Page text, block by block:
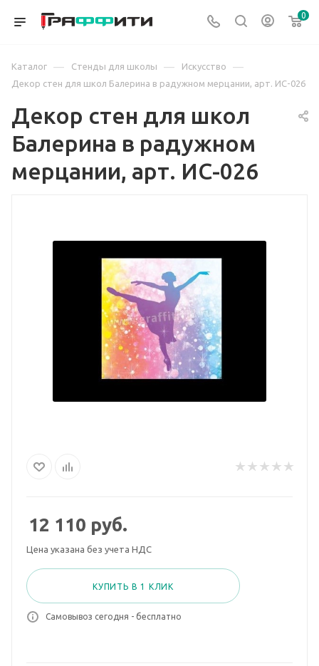
0
Каталог — Стенды для школы — Искусство —
Декор стен для школ Балерина в радужном мерцании, арт. ИС-026
Декор стен для школ
Балерина в радужном
мерцании, арт. ИС-026
12 110 руб.
Цена указана без учета НДС
КУПИТЬ В 1 КЛИК
Самовывоз сегодня - бесплатно